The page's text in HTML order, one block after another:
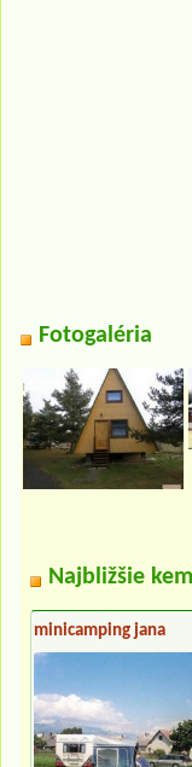
Fotogaléria
Najbližšie
minicamping jana